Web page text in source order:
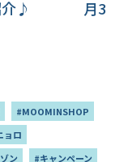
♪
月3日
#MOOMINSHOP
ョロ
ン
#キャンペーン